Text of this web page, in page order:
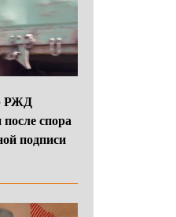
РЖД
спора
подписи